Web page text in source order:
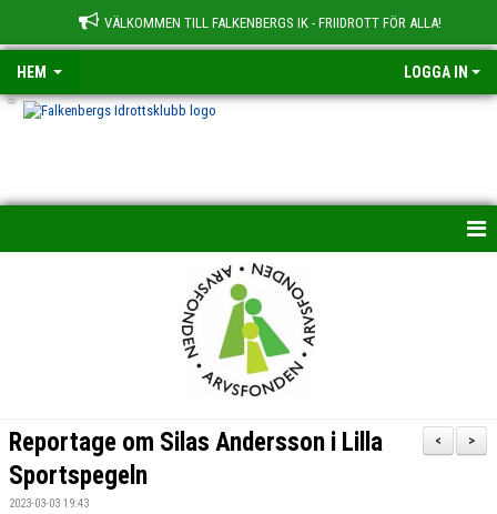
VÄLKOMMEN TILL FALKENBERGS IK - FRIIDROTT FÖR ALLA!
HEM LOGGA IN
-
TRÄNINGSGRUPPER
>
<
Reportage om Silas Andersson i Lilla
Sportspegeln
2023-03-03 19:43